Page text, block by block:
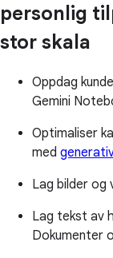
personlig
stor skala
Oppdag
Gemini
Optimaliser
med
Lag bilder og
Lag tekst av
Dokumenter